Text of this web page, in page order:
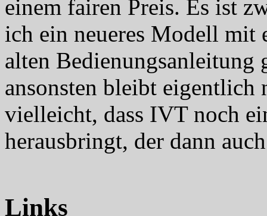
einem fairen Preis. Es ist
ich ein neueres Modell mit
alten Bedienungsanleitung
ansonsten bleibt eigentlich
vielleicht, dass IVT noch
herausbringt, der dann
Links